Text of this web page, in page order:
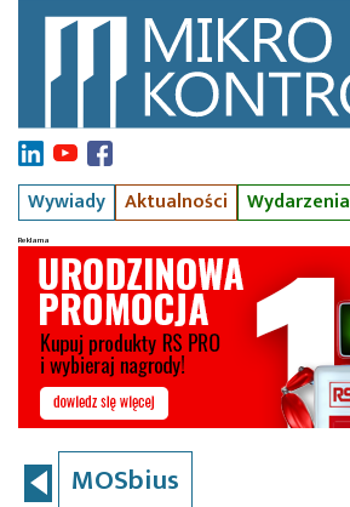
Wywiady Aktualności Wydarzenia
MOSbius